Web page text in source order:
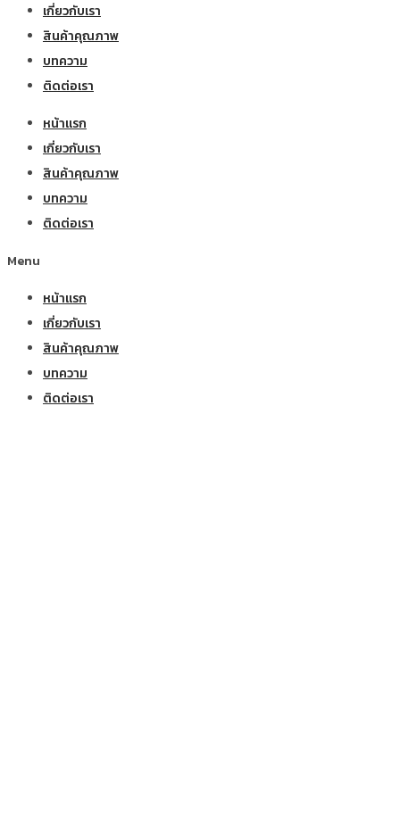
เกี่ยวกับเรา
สินค้าคุณภาพ
บทความ
ติดต่อเรา
หน้าแรก
เกี่ยวกับเรา
สินค้าคุณภาพ
บทความ
ติดต่อเรา
Menu
หน้าแรก
เกี่ยวกับเรา
สินค้าคุณภาพ
บทความ
ติดต่อเรา